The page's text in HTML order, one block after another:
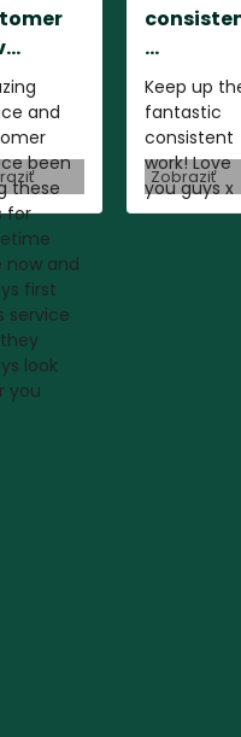
and
been
these
for
now and
first
service
look
you
...
Keep up
fantastic
consistent
work! Love
you guys x
Zobraziť